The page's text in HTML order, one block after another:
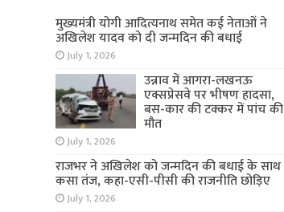
मुख्यमंत्री योगी आदित्यनाथ समेत कई नेताओं ने
अखिलेश यादव को दी जन्मदिन की बधाई
July 1, 2026
उन्नाव में आगरा-लखनऊ
एक्सप्रेसवे पर भीषण हादसा,
बस-कार की टक्कर में पांच की
मौत
July 1, 2026
राजभर ने अखिलेश को जन्मदिन की बधाई के साथ
कसा तंज, कहा-एसी-पीसी की राजनीति छोड़िए
July 1, 2026